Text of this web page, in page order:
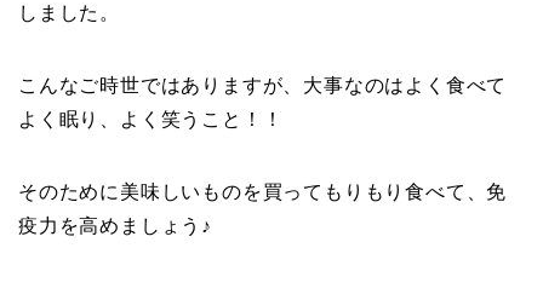
しました。
こんなご時世ではありますが、大事なのはよく食べて
よく眠り、よく笑うこと！！
そのために美味しいものを買ってもりもり食べて、免
疫力を高めましょう♪